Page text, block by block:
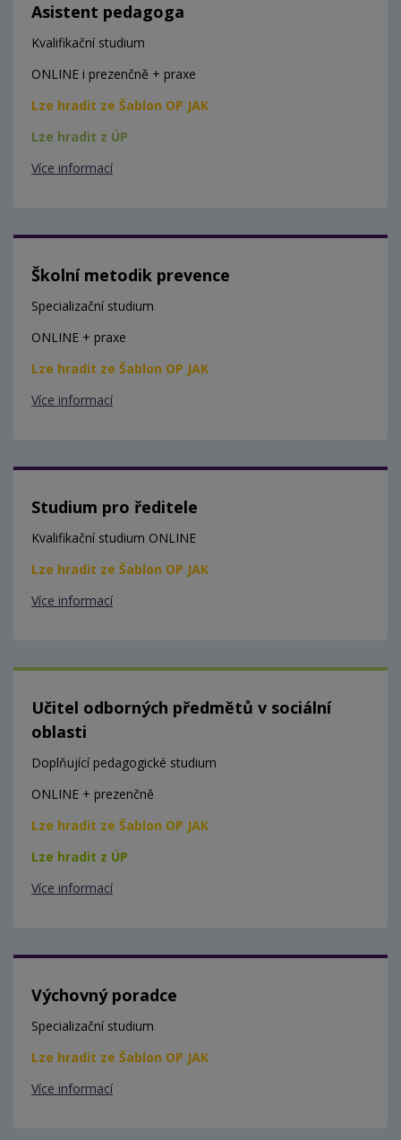
Asistent pedagoga
Kvalifikační studium
ONLINE i prezenčně + praxe
Lze hradit ze Šablon OP JAK
Lze hradit z ÚP
Více informací
Školní metodik prevence
Specializační studium
ONLINE + praxe
Lze hradit ze Šablon OP JAK
Více informací
Studium pro ředitele
Kvalifikační studium ONLINE
Lze hradit ze Šablon OP JAK
Více informací
Učitel odborných předmětů v sociální
oblasti
Doplňující pedagogické studium
ONLINE + prezenčně
Lze hradit ze Šablon OP JAK
Lze hradit z ÚP
Více informací
Výchovný poradce
Specializační studium
Lze hradit ze Šablon OP JAK
Více informací